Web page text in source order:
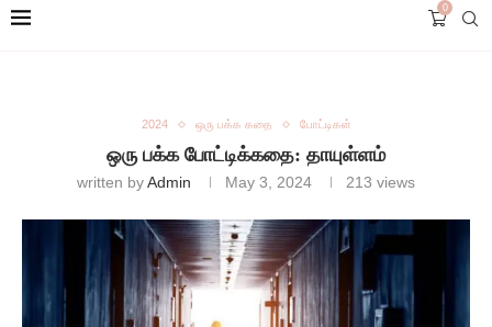
0
2024 ஒரு பக்க கதை போட்டிகள்
ஒரு பக்க போட்டிக்கதை: தாயுள்ளம்
written byAdmin May 3, 2024 213 views